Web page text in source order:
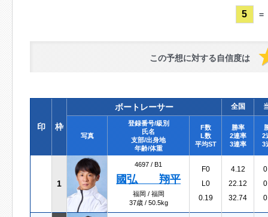
5 =
この予想に対する自信度は
印 枠
ボートレーサー 全国
写真
登録番号/級別
氏名
支部/出身地
年齢/体重
F数
L数
平均ST
勝率
2連率
3連率
2
3
1
4697 / B1
國弘 翔平
福岡 / 福岡
37歳 / 50.5kg
F0
L0
0.19
4.12
22.12
32.74